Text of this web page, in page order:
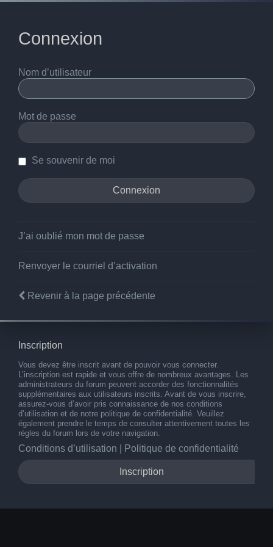
Connexion
Nom d’utilisateur
Mot de passe
Se souvenir de moi
J’ai oublié mon mot de passe
Renvoyer le courriel d’activation
Revenir à la page précédente
Inscription
Vous devez être inscrit avant de pouvoir vous connecter.
L’inscription est rapide et vous offre de nombreux avantages. Les
administrateurs du forum peuvent accorder des fonctionnalités
supplémentaires aux utilisateurs inscrits. Avant de vous inscrire,
assurez-vous d’avoir pris connaissance de nos conditions
d’utilisation et de notre politique de confidentialité. Veuillez
également prendre le temps de consulter attentivement toutes les
règles du forum lors de votre navigation.
Conditions d’utilisation Politique de confidentialité
Inscription